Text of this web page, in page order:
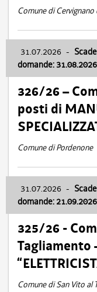
Comune di Cervignano
31.07.2026 -
domande:
326/26 –
posti di
Comune di Pordenone
31.07.2026 -
domande:
325/26 -
Tagliamento
Comune di San Vito al